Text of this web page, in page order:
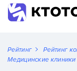
Рейтинг Рейтинг
Медицинские клиники